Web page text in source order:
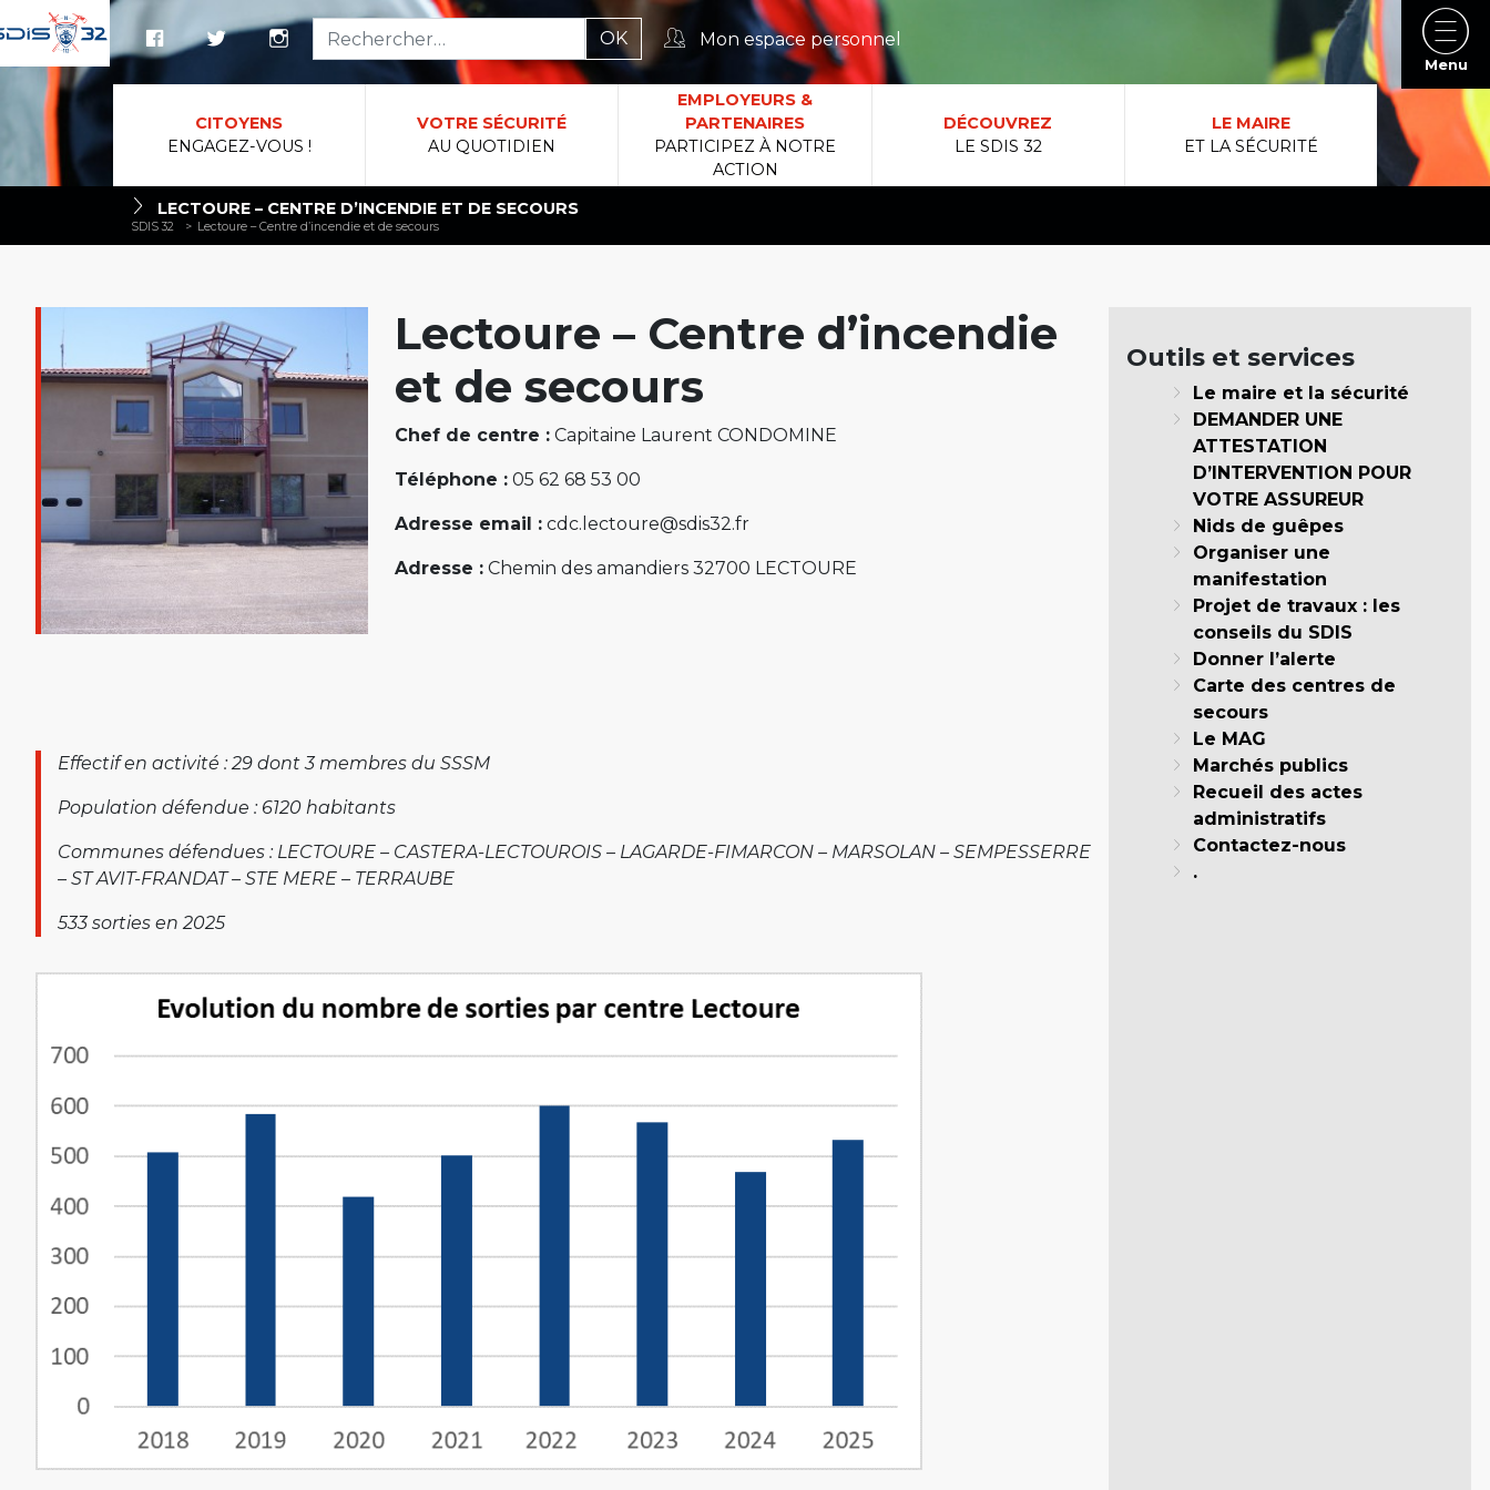
Mon espace personnel
CITOYENS
ENGAGEZ-VOUS !
VOTRE SÉCURITÉ
AU QUOTIDIEN
EMPLOYEURS &
PARTENAIRES
PARTICIPEZ À NOTRE
ACTION
DÉCOUVREZ
LE SDIS 32
LE MAIRE
ET LA SÉCURITÉ
LECTOURE – CENTRE D’INCENDIE ET DE SECOURS
SDIS 32 > Lectoure – Centre d’incendie et de secours
Lectoure – Centre d’incendie
et de secours
Chef de centre : Capitaine Laurent CONDOMINE
Téléphone : 05 62 68 53 00
Adresse email : cdc.lectoure@sdis32.fr
Adresse : Chemin des amandiers 32700 LECTOURE
Effectif en activité : 29 dont 3 membres du SSSM
Population défendue : 6120 habitants
Communes défendues : LECTOURE – CASTERA-LECTOUROIS – LAGARDE-FIMARCON – MARSOLAN – SEMPESSERRE
– ST AVIT-FRANDAT – STE MERE – TERRAUBE
533 sorties en 2025
Outils et services
Le maire et la sécurité
DEMANDER UNE
ATTESTATION
D’INTERVENTION POUR
VOTRE ASSUREUR
Nids de guêpes
Organiser une
manifestation
Projet de travaux : les
conseils du SDIS
Donner l’alerte
Carte des centres de
secours
Le MAG
Marchés publics
Recueil des actes
administratifs
Contactez-nous
.
Menu